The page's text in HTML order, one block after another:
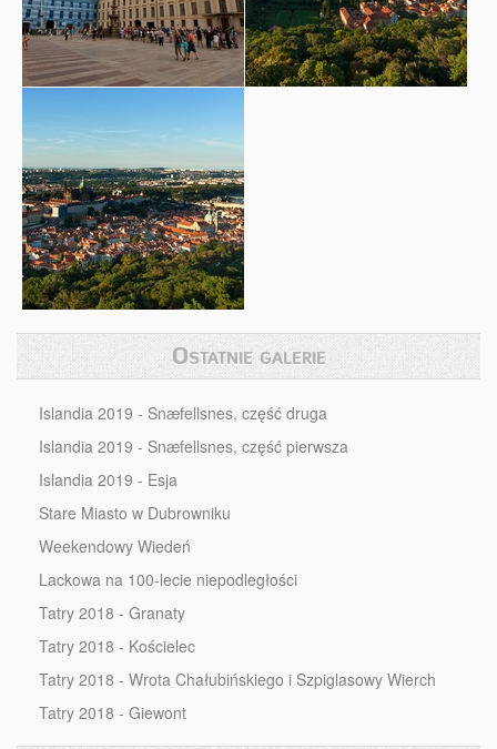
Ostatnie galerie
Islandia 2019 - Snæfellsnes, część druga
Islandia 2019 - Snæfellsnes, część pierwsza
Islandia 2019 - Esja
Stare Miasto w Dubrowniku
Weekendowy Wiedeń
Lackowa na 100-lecie niepodległości
Tatry 2018 - Granaty
Tatry 2018 - Kościelec
Tatry 2018 - Wrota Chałubińskiego i Szpiglasowy Wierch
Tatry 2018 - Giewont